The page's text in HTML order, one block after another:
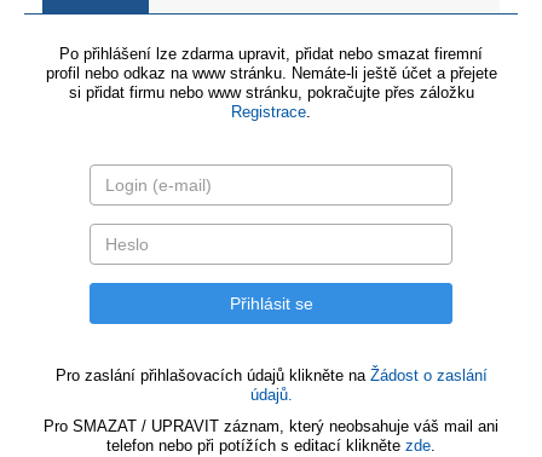
Po přihlášení lze zdarma upravit, přidat nebo smazat firemní
profil nebo odkaz na www stránku. Nemáte-li ještě účet a přejete
si přidat firmu nebo www stránku, pokračujte přes záložku
Registrace.
Pro zaslání přihlašovacích údajů klikněte na Žádost o zaslání
údajů.
Pro SMAZAT / UPRAVIT záznam, který neobsahuje váš mail ani
telefon nebo při potížích s editací klikněte zde.